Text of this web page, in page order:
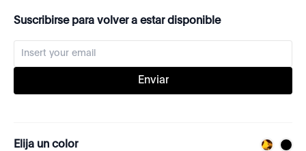
Suscribirse para volver a estar disponible
Enviar
Elija un color